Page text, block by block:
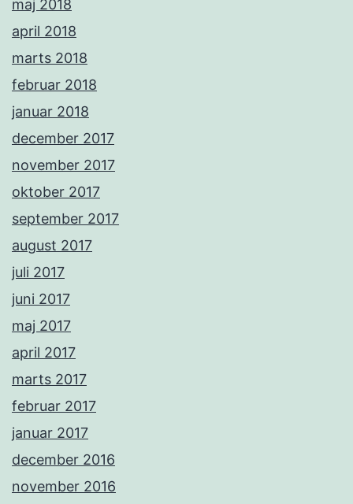
maj 2018
april 2018
marts 2018
februar 2018
januar 2018
december 2017
november 2017
oktober 2017
september 2017
august 2017
juli 2017
juni 2017
maj 2017
april 2017
marts 2017
februar 2017
januar 2017
december 2016
november 2016